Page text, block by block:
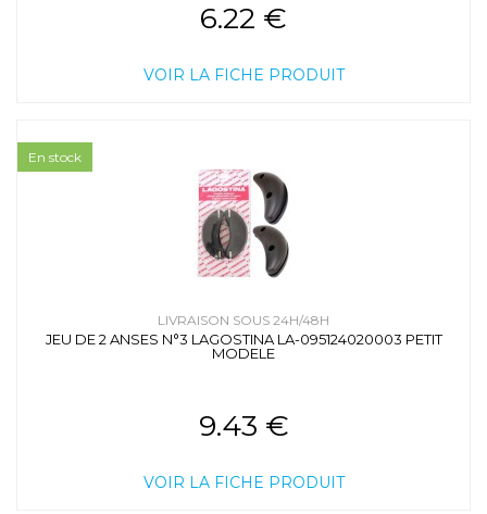
6.22 €
VOIR LA FICHE PRODUIT
LIVRAISON SOUS 24H/48H
JEU DE 2 ANSES N°3 LAGOSTINA LA-095124020003 PETIT
MODELE
9.43 €
VOIR LA FICHE PRODUIT
En stock